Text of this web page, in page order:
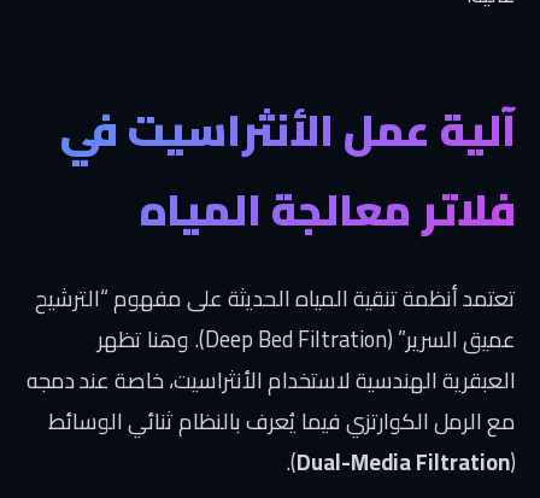
آلية عمل الأنثراسيت في
فلاتر معالجة المياه
تعتمد أنظمة تنقية المياه الحديثة على مفهوم “الترشيح
عميق السرير” (Deep Bed Filtration). وهنا تظهر
العبقرية الهندسية لاستخدام الأنثراسيت، خاصة عند دمجه
مع الرمل الكوارتزي فيما يُعرف بالنظام ثنائي الوسائط
(
Dual-Media Filtration
).